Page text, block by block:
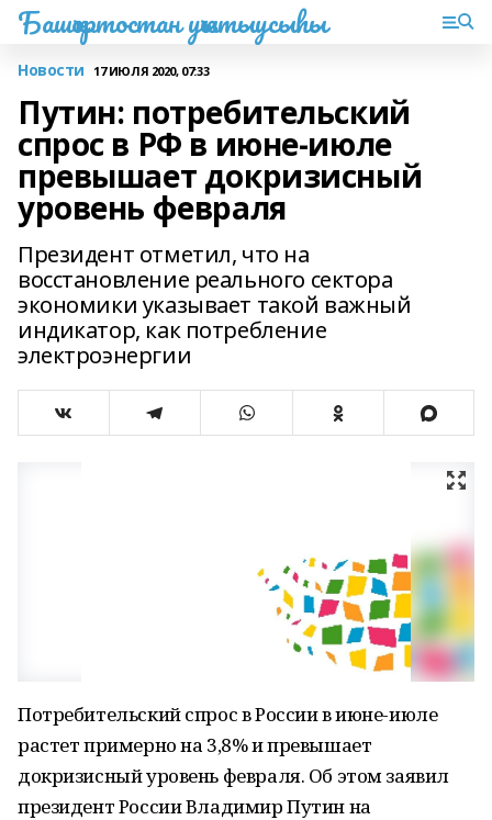
Башҡортостан уҡытыусыһы
Новости 17 ИЮЛЯ 2020, 07:33
Путин: потребительский
спрос в РФ в июне-июле
превышает докризисный
уровень февраля
Президент отметил, что на
восстановление реального сектора
экономики указывает такой важный
индикатор, как потребление
электроэнергии
Потребительский спрос в России в июне-июле
растет примерно на 3,8% и превышает
докризисный уровень февраля. Об этом заявил
президент России Владимир Путин на